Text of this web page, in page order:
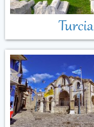
Turcia